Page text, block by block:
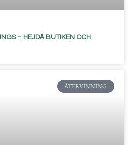
– HEJDÅ BUTIKEN OCH
ÅTERVINNING